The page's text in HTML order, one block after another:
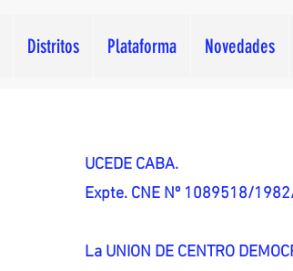
Distritos Plataforma Novedades
UCEDE CABA.
Expte. CNE Nº 1089518/
La UNION DE CENTRO